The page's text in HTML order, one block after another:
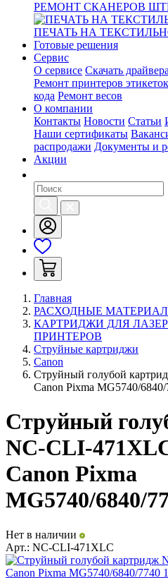
РЕМОНТ СКАНЕРОВ
ПЕЧАТЬ НА
Готовые решения
Сервис
О сервисе Скачать
Ремонт принтеров этикеток
кода Ремонт весов
О компании
Контакты Новости Статьи
Наши сертификаты
распродажи Документы и
Акции
Главная
РАСХОДНЫЕ
КАРТРИДЖИ ДЛЯ
ПРИНТЕРОВ
Струйные картриджи
Canon
Струйный голубой
Canon Pixma MG5740/
Струйный
NC-CLI-
Canon Pixma
MG5740/6840/
Нет в наличии
Арт.: NC-CLI-471XLC